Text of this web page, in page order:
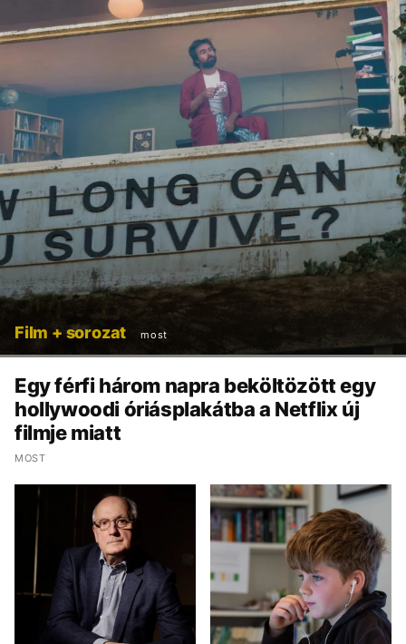
Film + sorozat most
Egy férfi három napra beköltözött egy
hollywoodi óriásplakátba a Netflix új
filmje miatt
MOST